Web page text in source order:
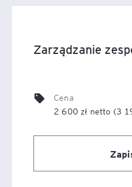
Zarządzanie
Cena
2 600 zł netto (3